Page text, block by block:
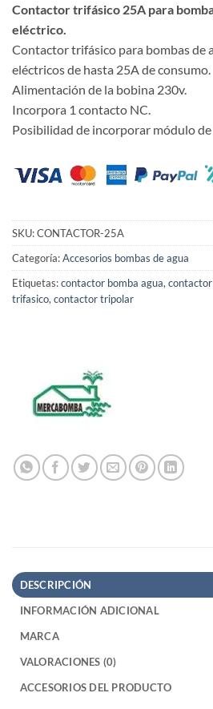
Contactor trifásico 25A para
eléctrico.
Contactor trifásico para bombas de
eléctricos de hasta 25A de consumo.
Alimentación de la bobina 230v.
Incorpora 1 contacto NC.
Posibilidad de incorporar módulo
SKU:CONTACTOR-25A
Categoría:Accesorios bombas de agua
Etiquetas:contactor bomba agua,
trifasico, contactor tripolar
DESCRIPCIÓN
INFORMACIÓN ADICIONAL
MARCA
VALORACIONES (0)
ACCESORIOS DEL PRODUCTO